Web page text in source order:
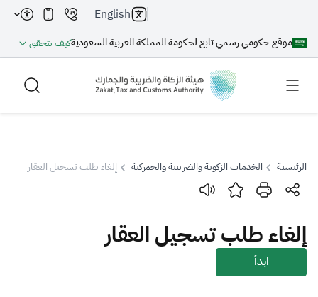
موقع حكومي رسمي تابع لحكومة المملكة العربية السعوديةكيف تتحقق
English
بحث
بحث بحث AI
الرئيسية الخدمات الزكوية والضريبية والجمركية إلغاء طلب تسجيل العقار
إلغاء طلب تسجيل العقار
ابدأ